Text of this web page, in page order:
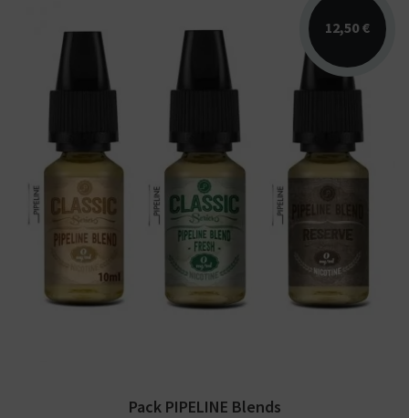
12,50 €
Pack PIPELINE Blends vous permettant de
découvrir la gamme, incluant 3 e-liquides de
10 ml :...
Pack PIPELINE Blends